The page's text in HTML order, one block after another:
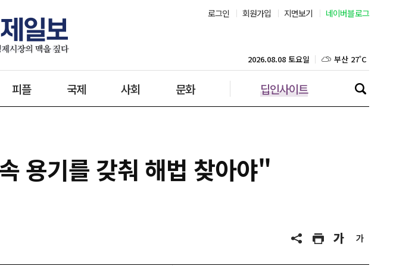
로그인 회원가입 지면보기 네이버블로그
피플 국제 사회 문화 딥인사이트
2026.08.08 토요일 대구 25˚C
인천 28˚C
제주 28˚C
용기를 갖춰 해법 찾아야"